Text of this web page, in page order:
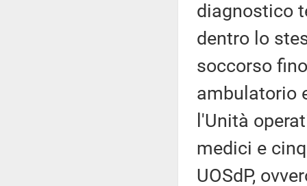
diagnostico
dentro lo
soccorso
ambulatorio
l'Unità
medici e
UOSdP,